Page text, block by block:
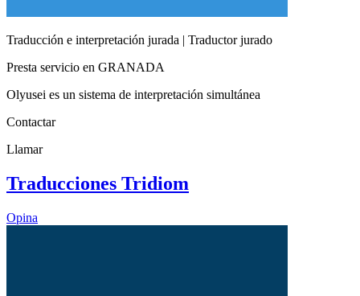
Traducción e interpretación jurada | Traductor jurado
Presta servicio en GRANADA
Olyusei es un sistema de interpretación simultánea
Contactar
Llamar
Traducciones Tridiom
Opina